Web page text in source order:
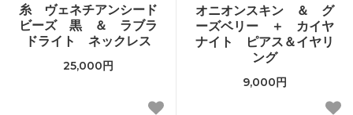
糸 ヴェネチアンシード
ビーズ 黒 ＆ ラブラ
ドライト ネックレス
25,000円
オニオンスキン ＆ グ
ーズベリー ＋ カイヤ
ナイト ピアス＆イヤリ
ング
9,000円